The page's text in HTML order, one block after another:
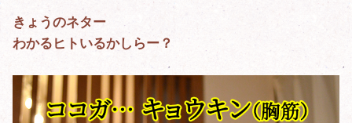
きょうのネター
わかるヒトいるかしらー？